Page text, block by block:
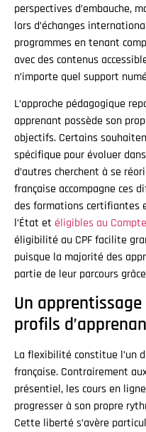
perspectives d’embauche,
lors d’échanges
programmes en tenant
avec des contenus
n’importe quel support
L’approche pédagogique
apprenant possède son
objectifs. Certains
spécifique pour évoluer
d’autres cherchent à se
française accompagne ces
des formations certifiantes
l’État et éligibles au
éligibilité au CPF facilite
puisque la majorité des
partie de leur parcours
Un
profils
La flexibilité constitue l’un
française. Contrairement
présentiel, les cours en
progresser à son propre
Cette liberté s’avère